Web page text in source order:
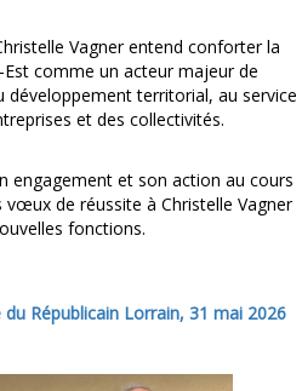
Vagner entend conforter la
Est comme un acteur majeur de
développement territorial, au service
et des collectivités.
engagement et son action au cours
de réussite à Christelle Vagner
fonctions.
Républicain Lorrain, 31 mai 2026